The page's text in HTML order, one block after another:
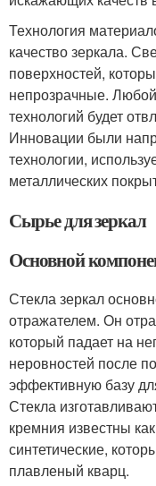
Технология
качество зеркала.
поверхностей,
непрозрачные.
технологий будет
Инновации были
технологии,
металлических
Сырье для зеркал
Основной
Стекла зеркал
отражателем. Он
который падает на
неровностей после
эффективную базу
Стекла
кремния известны
синтетические,
плавленый кварц.